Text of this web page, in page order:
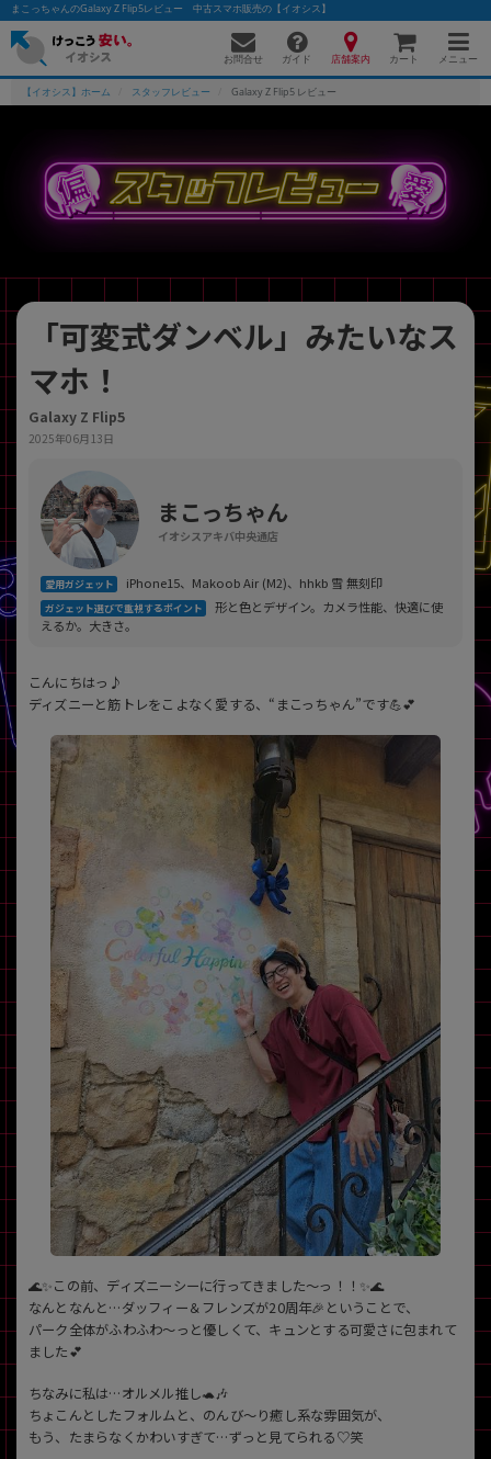
まこっちゃんのGalaxy Z Flip5レビュー 中古スマホ販売の【イオシス】
お問合せ ガイド 店舗案内 カート メニュー
【イオシス】ホーム スタッフレビュー Galaxy Z Flip5 レビュー
「可変式ダンベル」みたいなス
マホ！
Galaxy Z Flip5
2025年06月13日
まこっちゃん
イオシスアキバ中央通店
愛用ガジェット iPhone15、Makoob Air (M2)、hhkb 雪 無刻印
ガジェット選びで重視するポイント 形と色とデザイン。カメラ性能、快適に使
えるか。大きさ。
こんにちはっ♪
ディズニーと筋トレをこよなく愛する、“まこっちゃん”です💪💕
🌊✨この前、ディズニーシーに行ってきました〜っ！！✨🌊
なんとなんと…ダッフィー＆フレンズが20周年🎉ということで、
パーク全体がふわふわ〜っと優しくて、キュンとする可愛さに包まれて
ました💕
ちなみに私は…オルメル推し🐢🎶
ちょこんとしたフォルムと、のんび〜り癒し系な雰囲気が、
もう、たまらなくかわいすぎて…ずっと見てられる♡笑
かんたんパソコン検索に切り替える
除外ワード
人気の検索ワード：Let's noteEliteBook MacBook
カテゴリー
商品ジャンルの絞り込み
「スマートフォン」「タブレット」など
商品シリーズ名・ブランド名の絞り込み。
「iPhone」「Xperia」「Galaxy」など
メーカー
製造、販売メーカーの絞り込み
「Apple」「SONY」「SHARP」など
機能・特徴
ドライブ
ランク
商品状態の絞り込み
「新品」「未使用」「中古」など
CPUの絞り込み
OSの絞り込み
メモリ
~
~
モニタサイズ
~
価格
円 ～ 円
年 月 から